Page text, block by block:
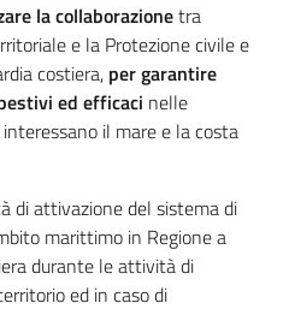
la collaborazionetra
e la Protezione civile e
costiera, per garantire
ed efficaci nelle
il mare e la costa
di attivazione del sistema di
marittimo in Regione a
durante le attività di
ed in caso di